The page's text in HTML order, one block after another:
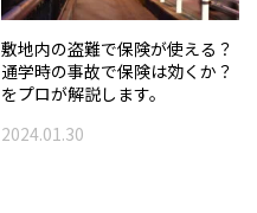
敷地内の盗難で保険が使える？
通学時の事故で保険は効くか？
をプロが解説します。
2024.01.30